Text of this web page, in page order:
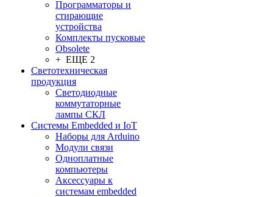
Программаторы и
стирающие
устройства
Комплекты пусковые
Obsolete
+ ЕЩЕ 2
Светотехническая
продукция
Светодиодные
коммутаторные
лампы СКЛ
Системы Embedded и IoT
Наборы для Arduino
Модули связи
Одноплатные
компьютеры
Аксессуары к
системам embedded